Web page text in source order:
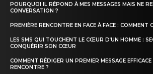
POURQUOI IL RÉPOND À MES MESSAGES MAIS NE
CONVERSATION ?
PREMIÈRE RENCONTRE EN FACE À FACE : COMMENT
LES SMS QUI TOUCHENT LE CŒUR D’UN HOMME :
CONQUÉRIR SON CŒUR
COMMENT RÉDIGER UN PREMIER MESSAGE
RENCONTRE ?